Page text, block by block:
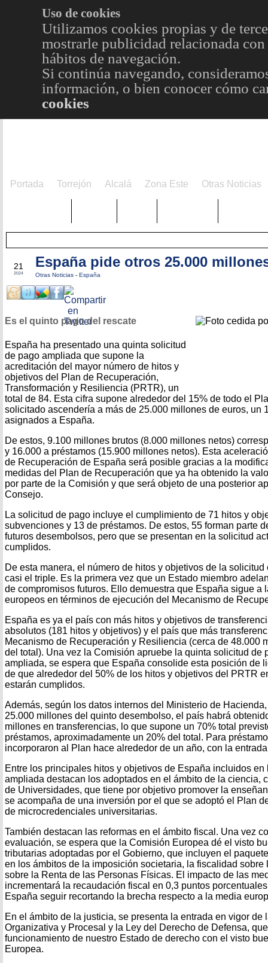
Uso de cookies
Utilizamos cookies propias y de
mostrarle publicidad relacionada
hábitos de navegación.
Si continúa navegando,
información, o bien conocer cómo
cookies
Portada Torrejón Alcalá Zona Este Otras Noticias
21
2024
España pide otros 25.000
Otras Noticias - España
Es el quinto pago del rescate
España ha presentado una quinta solicitud
de pago ampliada que supone la
acreditación del mayor número de hitos y
objetivos del Plan de Recuperación,
Transformación y Resiliencia (PRTR), un
total de 84. Esta cifra supone alrededor del 15% de todo el
solicitado ascendería a más de 25.000 millones de euros, un
asignados a España.
De estos, 9.100 millones brutos (8.000 millones netos)
y 16.000 a préstamos (15.900 millones netos). Esta
de Recuperación de España será posible gracias a la
medidas del Plan de Recuperación que ya ha obtenido la
por parte de la Comisión y que será objeto de una posterior
Consejo.
La solicitud de pago incluye el cumplimiento de 71 hitos y
subvenciones y 13 de préstamos. De estos, 55 forman parte
futuros desembolsos, pero que se presentan en la solicitud
cumplidos.
De esta manera, el número de hitos y objetivos de la
casi el triple. Es la primera vez que un Estado miembro
de compromisos futuros. Ello demuestra que España sigue a
europeos en términos de ejecución del Mecanismo de
España es ya el país con más hitos y objetivos de
absolutos (181 hitos y objetivos) y el país que más
Mecanismo de Recuperación y Resiliencia (cerca de 48.000
del total). Una vez la Comisión apruebe la quinta solicitud de
ampliada, se espera que España consolide esta posición de
de que alrededor del 50% de los hitos y objetivos del PRTR
estarán cumplidos.
Además, según los datos internos del Ministerio de
25.000 millones del quinto desembolso, el país habrá
millones en transferencias, lo que supone un 70% total
préstamos, aproximadamente un 20% del total. Para
incorporaron al Plan hace alrededor de un año, con la
Entre los principales hitos y objetivos de España incluidos
ampliada destacan los adoptados en el ámbito de la ciencia,
de Universidades, que tiene por objetivo promover la
se acompaña de una inversión por el que se adoptó el Plan
de microcredenciales universitarias.
También destacan las reformas en el ámbito fiscal. Una vez
evaluación, se espera que la Comisión Europea dé el visto
tributarias adoptadas por el Gobierno, que incluyen el
en los ámbitos de la imposición societaria, la fiscalidad sobre
sobre la Renta de las Personas Físicas. El impacto de las
incrementará la recaudación fiscal en 0,3 puntos
España seguir recortando la brecha respecto a la media
En el ámbito de la justicia, se presenta la entrada en vigor de
Organizativa y Procesal y la Ley del Derecho de Defensa,
funcionamiento de nuestro Estado de derecho con el visto
Europea.